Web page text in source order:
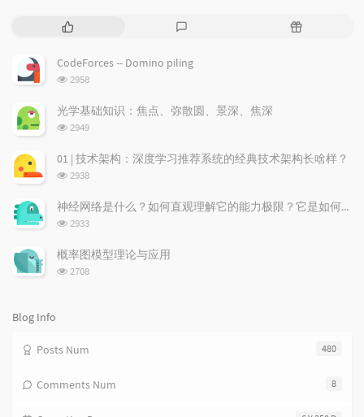
P
p
u
a
r
r
t
c
l
s
e
t
m
n
R
t
l
CodeForces -- Domino piling
浏
次
数:
2958
光学基础知识：焦点、弥散圆、景深、焦深
浏
次
数:
2949
01 | 技术架构：深度学习推荐系统的经典技术架构长啥样？
浏
次
数:
2938
神经网络是什么？如何直观理解它的能力极限？它是如何无限逼近真理？
浏
次
数:
2933
概率图模型理论与应用
浏
2708
Blog Info
480
Posts Num
8
Comments Num